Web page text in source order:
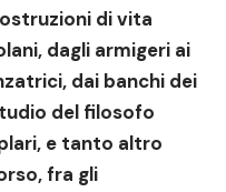
di vita
dagli armigeri ai
dai banchi dei
del filosofo
e tanto altro
fra gli